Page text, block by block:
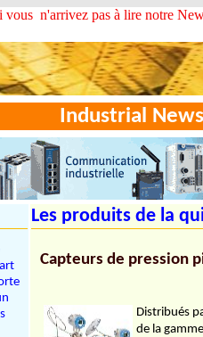
n'arrivez pas à lire notre
Industrial
Les produits de la
Capteurs de pression
Distribués
de la